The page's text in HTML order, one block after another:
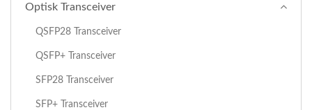
Optisk Transceiver
QSFP28 Transceiver
QSFP+ Transceiver
SFP28 Transceiver
SFP+ Transceiver